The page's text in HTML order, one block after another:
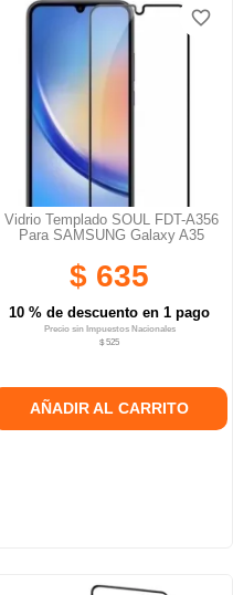
Vidrio Templado SOUL FDT-A356
Para SAMSUNG Galaxy A35
$ 635
10 % de descuento en 1 pago
Precio sin Impuestos Nacionales
$ 525
AÑADIR AL CARRITO
favorite_border
favorite_border
favorite_border